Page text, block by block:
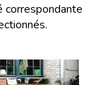
correspondante